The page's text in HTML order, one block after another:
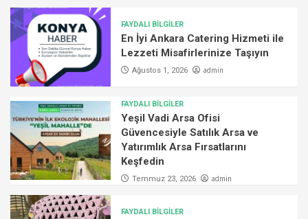
FAYDALI BİLGİLER
En İyi Ankara Catering Hizmeti ile
Lezzeti Misafirlerinize Taşıyın
Ağustos 1, 2026 admin
FAYDALI BİLGİLER
Yeşil Vadi Arsa Ofisi
Güvencesiyle Satılık Arsa ve
Yatırımlık Arsa Fırsatlarını
Keşfedin
Temmuz 23, 2026 admin
FAYDALI BİLGİLER